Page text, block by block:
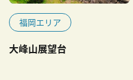
福岡エリア
大峰山展望台